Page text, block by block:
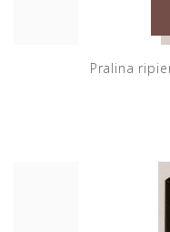
Pralina